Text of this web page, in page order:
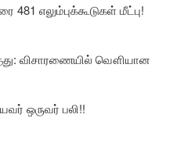
எலும்புக்கூடுகள் மீட்பு!
விசாரணையில் வௌியான
ஒருவர் பலி!!